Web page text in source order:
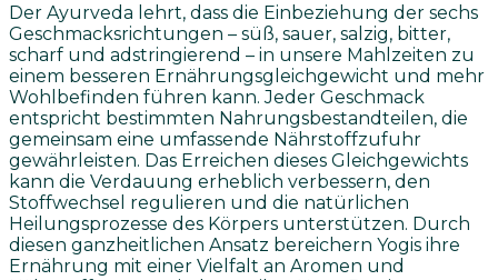
Der Ayurveda lehrt, dass die Einbeziehung der sechs
Geschmacksrichtungen – süß, sauer, salzig, bitter,
scharf und adstringierend – in unsere Mahlzeiten zu
einem besseren Ernährungsgleichgewicht und mehr
Wohlbefinden führen kann. Jeder Geschmack
entspricht bestimmten Nahrungsbestandteilen, die
gemeinsam eine umfassende Nährstoffzufuhr
gewährleisten. Das Erreichen dieses Gleichgewichts
kann die Verdauung erheblich verbessern, den
Stoffwechsel regulieren und die natürlichen
Heilungsprozesse des Körpers unterstützen. Durch
diesen ganzheitlichen Ansatz bereichern Yogis ihre
Ernährung mit einer Vielfalt an Aromen und